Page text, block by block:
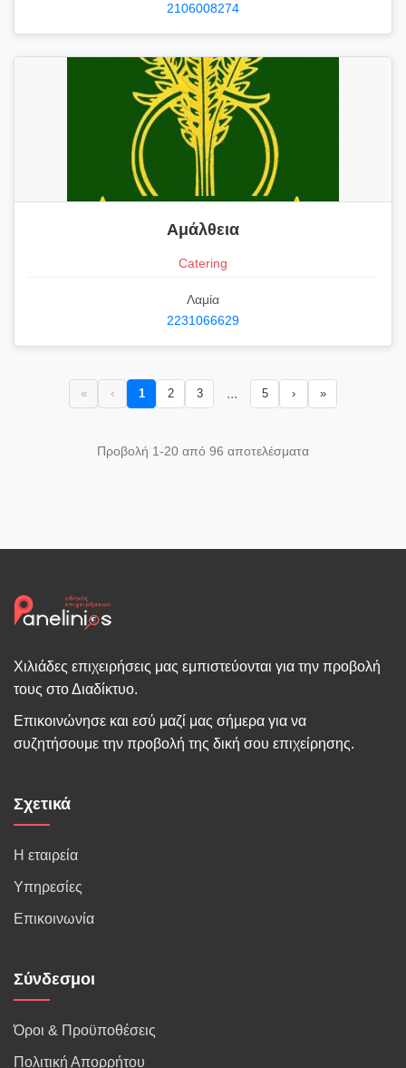
2106008274
Αμάλθεια
Catering
Λαμία
2231066629
« ‹ 1 2 3 ... 5 › »
Προβολή 1-20 από 96 αποτελέσματα
Χιλιάδες επιχειρήσεις μας εμπιστεύονται για την προβολή
τους στο Διαδίκτυο.
Επικοινώνησε και εσύ μαζί μας σήμερα για να
συζητήσουμε την προβολή της δική σου επιχείρησης.
Σχετικά
Η εταιρεία
Υπηρεσίες
Επικοινωνία
Σύνδεσμοι
Όροι & Προϋποθέσεις
Πολιτική Απορρήτου